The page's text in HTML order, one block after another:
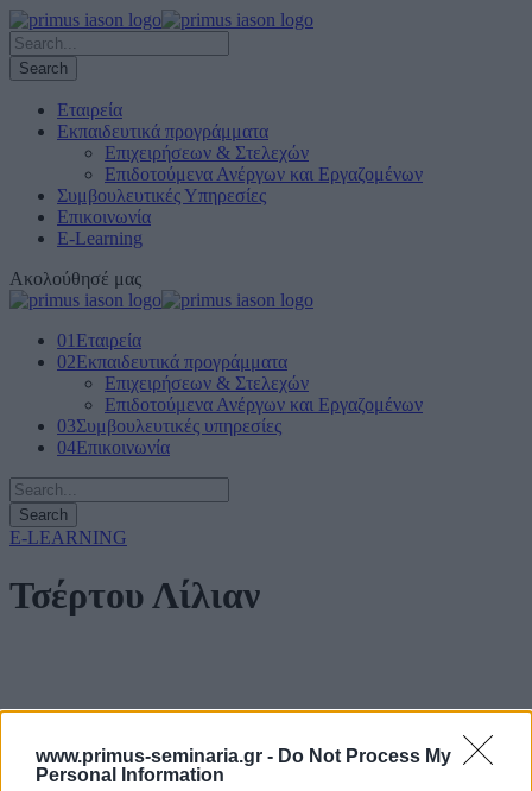
www.primus-seminaria.gr - Do Not Process My
Personal Information
Εταιρεία
Εκπαιδευτικά προγράμματα
Επιχειρήσεων & Στελεχών
Επιδοτούμενα Ανέργων και Εργαζομένων
Συμβουλευτικές Υπηρεσίες
Επικοινωνία
E-Learning
Ακολούθησέ μας
01 Εταιρεία
02Εκπαιδευτικά προγράμματα
Επιχειρήσεων & Στελεχών
Επιδοτούμενα Ανέργων και Εργαζομένων
03Συμβουλευτικές υπηρεσίες
04Επικοινωνία
E-LEARNING
Τσέρτου Λίλιαν